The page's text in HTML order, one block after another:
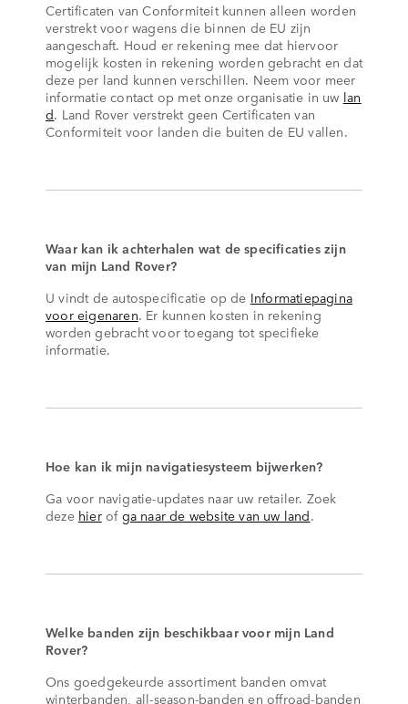
Certificaten van Conformiteit kunnen alleen worden
verstrekt voor wagens die binnen de EU zijn
aangeschaft. Houd er rekening mee dat hiervoor
mogelijk kosten in rekening worden gebracht en dat
deze per land kunnen verschillen. Neem voor meer
informatie contact op met onze organisatie in uw lan
d. Land Rover verstrekt geen Certificaten van
Conformiteit voor landen die buiten de EU vallen.
Waar kan ik achterhalen wat de specificaties zijn
van mijn Land Rover?
U vindt de autospecificatie op de Informatiepagina
voor eigenaren. Er kunnen kosten in rekening
worden gebracht voor toegang tot specifieke
informatie.
Hoe kan ik mijn navigatiesysteem bijwerken?
Ga voor navigatie-updates naar uw retailer. Zoek
deze hierof ga naar de website van uw land.
Welke banden zijn beschikbaar voor mijn Land
Rover?
Ons goedgekeurde assortiment banden omvat
winterbanden, all-season-banden en offroad-banden